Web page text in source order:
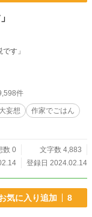
す」
件
妄想
作家でごはん
数 0
文字数 4,883
登録日 2024.02.14
気に入り追加 8